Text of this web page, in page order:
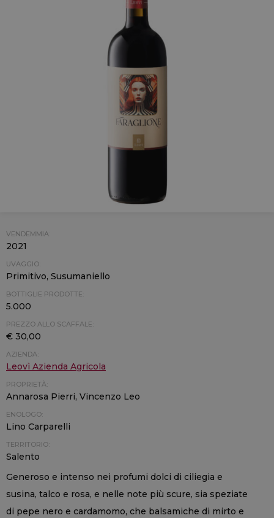
VENDEMMIA:
2021
UVAGGIO:
Primitivo, Susumaniello
BOTTIGLIE PRODOTTE:
5.000
PREZZO ALLO SCAFFALE:
€ 30,00
AZIENDA:
Leovì Azienda Agricola
PROPRIETÀ:
Annarosa Pierri, Vincenzo Leo
ENOLOGO:
Lino Carparelli
TERRITORIO:
Salento
Generoso e intenso nei profumi dolci di ciliegia e
susina, talco e rosa, e nelle note più scure, sia speziate
di pepe nero e cardamomo, che balsamiche di mirto e